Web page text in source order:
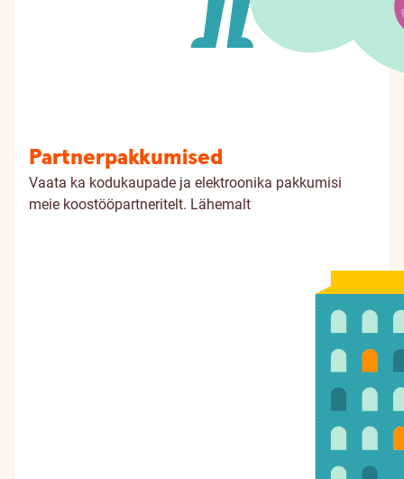
Partnerpakkumised
Vaata ka kodukaupade ja elektroonika pakkumisi
meie koostööpartneritelt. Lähemalt